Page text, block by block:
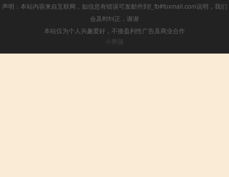
声明：本站内容来自互联网，如信息有错误可发邮件到f_fb#foxmail.com说明，我们
会及时纠正，谢谢
本站仅为个人兴趣爱好，不接盈利性广告及商业合作
小男孩